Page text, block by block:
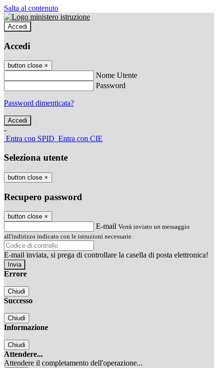
Salta al contenuto
Accedi
Accedi
button close ×
Nome Utente
Password
Password dimenticata?
-
Entra con SPID Entra con CIE
Seleziona utente
button close ×
Recupero password
button close ×
E-mail Verrà inviato un messaggio
all'indirizzo indicato con le istruzioni necessarie.
E-mail inviata, si prega di controllare la casella di posta elettronica!
Errore
Chiudi
Successo
Chiudi
Informazione
Chiudi
Attendere...
Attendere il completamento dell'operazione...